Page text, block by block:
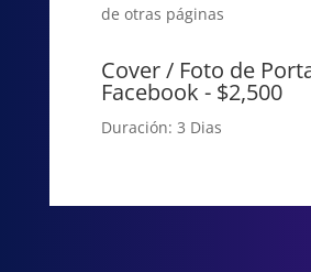
de otras páginas
Cover / Foto de
Facebook - $2,500
Duración: 3 Dias